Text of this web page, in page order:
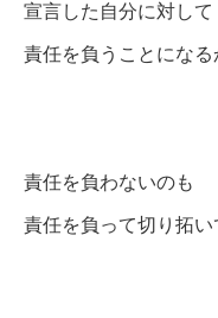
宣言した自分に対して
責任を負うことになる
責任を負わないのも
責任を負って切り拓い